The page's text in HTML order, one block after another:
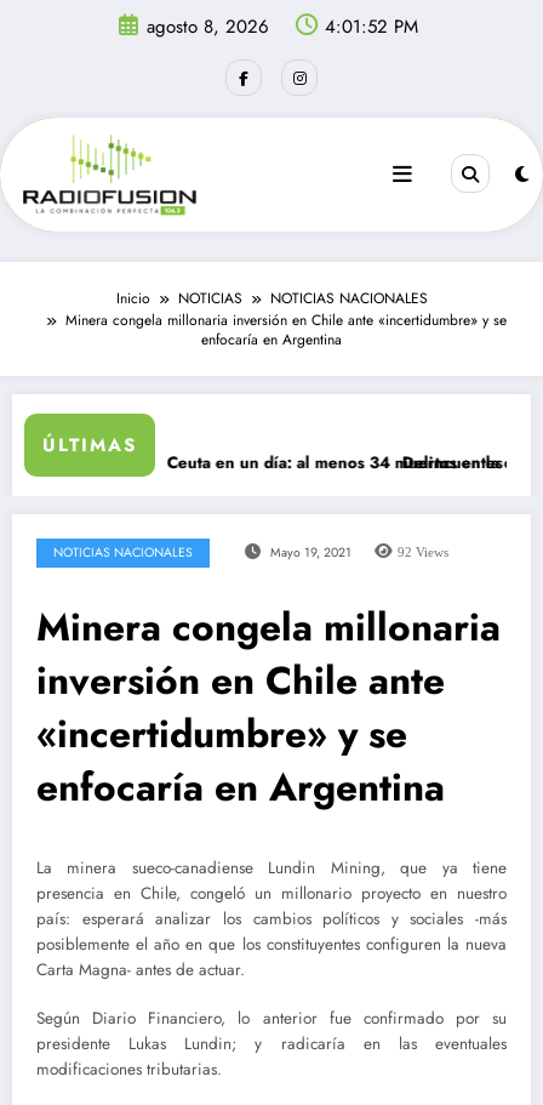
agosto 8, 2026 4:01:52 PM
Inicio NOTICIAS
NOTICIAS NACIONALES
Minera congela millonaria inversión en Chile ante «incertidumbre» y se
enfocaría en Argentina
ÚLTIMAS
ingresan a Ceuta en un día: al menos 34 muertos en la crisis.
Delincuentes matan a
NOTICIAS NACIONALES Mayo 19, 2021 92 Views
Minera congela millonaria
inversión en Chile ante
«incertidumbre» y se
enfocaría en Argentina
La minera sueco-canadiense Lundin Mining, que ya tiene
presencia en Chile, congeló un millonario proyecto en nuestro
país: esperará analizar los cambios políticos y sociales -más
posiblemente el año en que los constituyentes configuren la nueva
Carta Magna- antes de actuar.
Según Diario Financiero, lo anterior fue confirmado por su
presidente Lukas Lundin; y radicaría en las eventuales
modificaciones tributarias.